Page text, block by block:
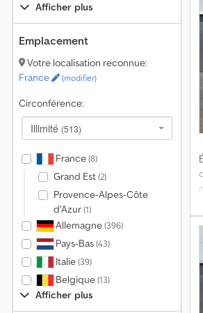
Afficher plus
Emplacement
Votre localisation reconnue:
France
(modifier)
Circonférence:
Illimité (513)
France(8)
Grand Est(2)
Provence-Alpes-Côte
d'Azur(1)
Allemagne(396)
Pays-Bas(43)
Italie(39)
Belgique(13)
Afficher plus